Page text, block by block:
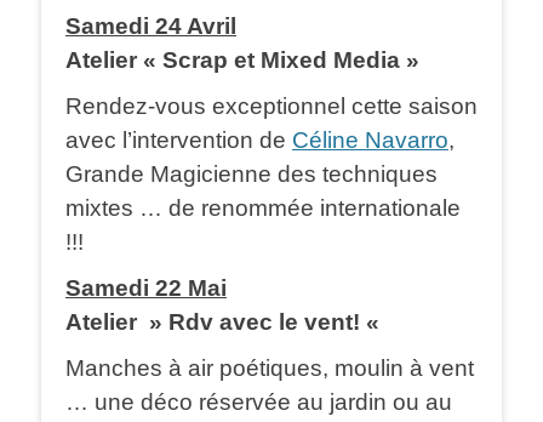
Samedi 24 Avril
Atelier « Scrap et Mixed Media »
Rendez-vous exceptionnel cette saison
avec l’intervention de Céline Navarro,
Grande Magicienne des techniques
mixtes … de renommée internationale
!!!
Samedi 22 Mai
Atelier » Rdv avec le vent! «
Manches à air poétiques, moulin à vent
… une déco réservée au jardin ou au